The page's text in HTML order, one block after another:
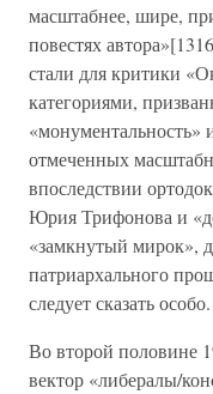
масштабнее, шире,
повестях
стали для критики
категориями,
«монументальность»
отмеченных
впоследствии
Юрия Трифонова и
«замкнутый мирок»,
патриархального
следует сказать особо.
Во второй половине
вектор «либералы/